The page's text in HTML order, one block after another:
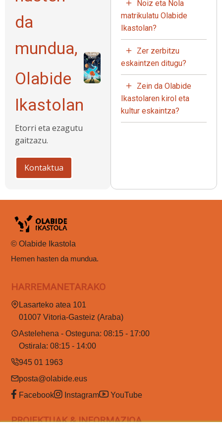
da
mundua,
Olabide
Ikastolan
Etorri eta ezagutu
gaitzazu.
Kontaktua
Noiz eta Nola
matrikulatu Olabide
Ikastolan?
Zer zerbitzu
eskaintzen ditugu?
Zein da Olabide
Ikastolaren kirol eta
kultur eskaintza?
© Olabide Ikastola
Hemen hasten da mundua.
HARREMANETARAKO
Lasarteko atea 101
01007 Vitoria-Gasteiz (Araba)
Astelehena - Osteguna: 08:15 - 17:00
Ostirala: 08:15 - 14:00
945 01 1963
posta@olabide.eus
Facebook
Instagram YouTube
PROIEKTUAK & INFORMAZIOA